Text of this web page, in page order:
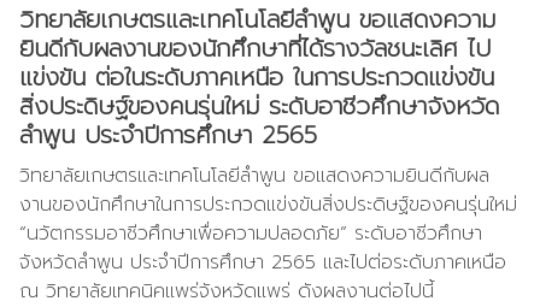
วิทยาลัยเกษตรและเทคโนโลยีลำพูน ขอแสดงความ
ยินดีกับผลงานของนักศึกษาที่ได้รางวัลชนะเลิศ ไป
แข่งขัน ต่อในระดับภาคเหนือ ในการประกวดแข่งขัน
สิ่งประดิษฐ์ของคนรุ่นใหม่ ระดับอาชีวศึกษาจังหวัด
ลำพูน ประจำปีการศึกษา 2565
วิทยาลัยเกษตรและเทคโนโลยีลำพูน ขอแสดงความยินดีกับผล
งานของนักศึกษาในการประกวดแข่งขันสิ่งประดิษฐ์ของคนรุ่นใหม่
“นวัตกรรมอาชีวศึกษาเพื่อความปลอดภัย” ระดับอาชีวศึกษา
จังหวัดลำพูน ประจำปีการศึกษา 2565 และไปต่อระดับภาคเหนือ
ณ วิทยาลัยเทคนิคแพร่จังหวัดแพร่ ดังผลงานต่อไปนี้